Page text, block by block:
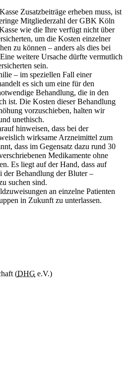
Zusatzbeiträge erheben muss, ist
Mitgliederzahl der GBK Köln
wie die Ihre verfügt nicht über
um die Kosten einzelner
zu können – anders als dies bei
weitere Ursache dürfte vermutlich
sein.
– im speziellen Fall einer
es sich um eine für den
Behandlung, die in den
ist. Die Kosten dieser Behandlung
vorzuschieben, halten wir
unethisch.
hinweisen, dass bei der
wirksame Arzneimittel zum
dass im Gegensatz dazu rund 30
Medikamente ohne
Es liegt auf der Hand, dass auf
der Behandlung der Bluter –
suchen sind.
an einzelne Patienten
in Zukunft zu unterlassen.
(DHG e.V.)